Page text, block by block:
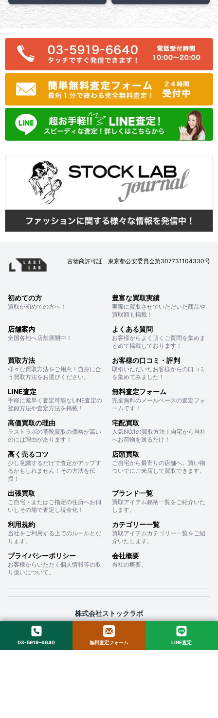
古物商許可証 東京都公安委員会第307731104330号
初めての方
買取が初めての方へ！
豊富な買取実績
実際に買取させていただいた商品や
買取額も掲載！
店舗案内
全国各地へ店舗展開中！
よくある質問
お客様からよく頂くご質問を集めま
とめて掲載しております！
買取方法
様々な買取方法をご用意！自身に合
う買取方法をお選びください。
お客様の口コミ・評判
取引いただいたお客様からの口コミ
を集めてみました！
LINE査定
手軽に素早く査定可能なLINE査定の
登録方法や査定方法を掲載！
無料査定フォーム
完全無料のメールベースの査定フォ
ームです！
高価買取の理由
ラストラボの革靴買取の価格が高い
のには理由があります！
宅配買取
人気NO.1の買取方法！自宅から当社
へお荷物を送るだけ！
高く売るコツ
少し意識するだけで査定がアップす
るかもしれません！その方法を伝
授！
店頭買取
ご自宅から最寄りの店舗へ。買い物
ついでにご来店して買取できます。
出張買取
ご自宅・またはご指定の住所へお伺
いしその場で査定し現金化！
ブランド一覧
買取アイテム銘柄一覧をご紹介いた
します。
利用規約
当社をご利用する上でのルールとな
ります。
カテゴリー一覧
買取アイテムカテゴリー一覧をご紹
介いたします。
プライバシーポリシー
お客様からいただく個人情報等の取
り扱いについて。
会社概要
当社の概要。
株式会社ストックラボ
〒160-0022 東京都新宿区新宿２丁目１２−１６ セントフォービル ２０３
© 2025 StockLab. All Rights Reserved.
03-5919-6640 無料査定フォーム LINE査定